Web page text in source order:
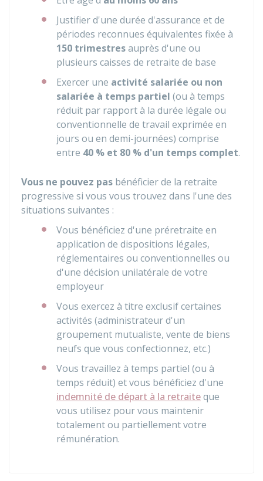
Justifier d'une durée d'assurance et de
périodes reconnues équivalentes fixée à
150 trimestresauprès d'une ou
plusieurs caisses de retraite de base
Exercer une activité salariée ou non
salariée à temps partiel (ou à temps
réduit par rapport à la durée légale ou
conventionnelle de travail exprimée en
jours ou en demi-journées) comprise
entre 40 % et 80 % d'un temps complet.
Vous ne pouvez pas bénéficier de la retraite
progressive si vous vous trouvez dans l'une des
situations suivantes :
Vous bénéficiez d'une préretraite en
application de dispositions légales,
réglementaires ou conventionnelles ou
d'une décision unilatérale de votre
employeur
Vous exercez à titre exclusif certaines
activités (administrateur d'un
groupement mutualiste, vente de biens
neufs que vous confectionnez, etc.)
Vous travaillez à temps partiel (ou à
temps réduit) et vous bénéficiez d'une
indemnité de départ à la retraiteque
vous utilisez pour vous maintenir
totalement ou partiellement votre
rémunération.